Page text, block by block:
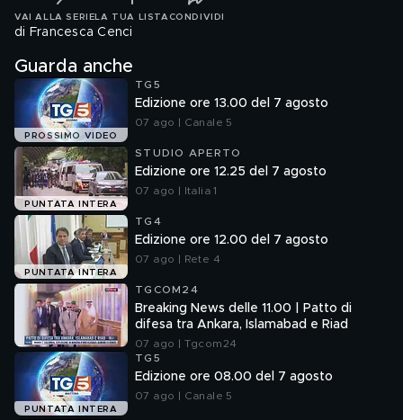
VAI ALLA SERIE LA TUA LISTA CONDIVIDI
di Francesca Cenci
Guarda anche
PROSSIMO VIDEO
TG5
Edizione ore 13.00 del 7 agosto
07 ago | Canale 5
PUNTATA INTERA
STUDIO APERTO
Edizione ore 12.25 del 7 agosto
07 ago | Italia 1
PUNTATA INTERA
TG4
Edizione ore 12.00 del 7 agosto
07 ago | Rete 4
TGCOM24
Breaking News delle 11.00 | Patto di
difesa tra Ankara, Islamabad e Riad
07 ago | Tgcom24
PUNTATA INTERA
TG5
Edizione ore 08.00 del 7 agosto
07 ago | Canale 5